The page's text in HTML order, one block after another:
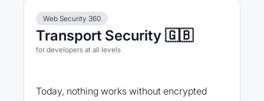
Web Security 360
Transport Security 🇬🇧
for developers at all levels
Today, nothing works without encrypted